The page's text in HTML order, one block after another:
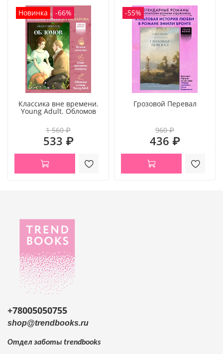
Новинка -66%
Классика вне времени.
Young Adult. Обломов
1 560 ₽
533 ₽
-55%
Грозовой Перевал
960 ₽
436 ₽
+78005050755
shop@trendbooks.ru
Отдел заботы trendbooks